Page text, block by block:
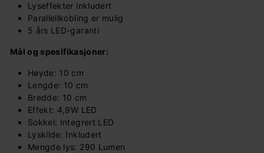
Lyseffekter inkludert
Parallellkobling er mulig
5 års LED-garanti
Mål og spesifikasjoner:
Høyde: 10 cm
Lengde: 10 cm
Bredde: 10 cm
Effekt: 4,9W LED
Sokkel: Integrert LED
Lyskilde: Inkludert
Mengde lys: 290 Lumen